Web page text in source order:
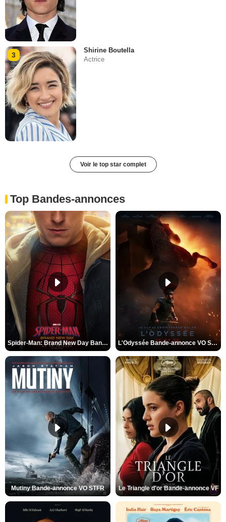
3
Shirine Boutella
Actrice
Voir le top star complet
Top Bandes-annonces
Spider-Man: Brand New Day Bande-annonce VO STFR L'Odyssée Bande-annonce VO STFR
Mutiny Bande-annonce VO STFR Le Triangle d'or Bande-annonce VF